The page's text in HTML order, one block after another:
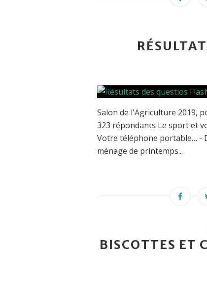
Salon de l'Agriculture 2019,
323 répondants Le sport et
Votre téléphone portable… -
ménage de printemps...
BISCOTTES ET